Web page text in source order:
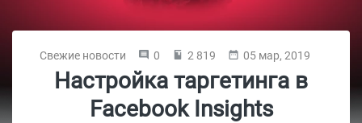
Свежие новости 0 2 819 05 мар, 2019
Настройка таргетинга в
Facebook Insights